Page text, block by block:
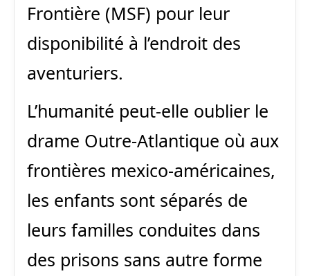
Frontière (MSF) pour leur
disponibilité à l’endroit des
aventuriers.
L’humanité peut-elle oublier le
drame Outre-Atlantique où aux
frontières mexico-américaines,
les enfants sont séparés de
leurs familles conduites dans
des prisons sans autre forme